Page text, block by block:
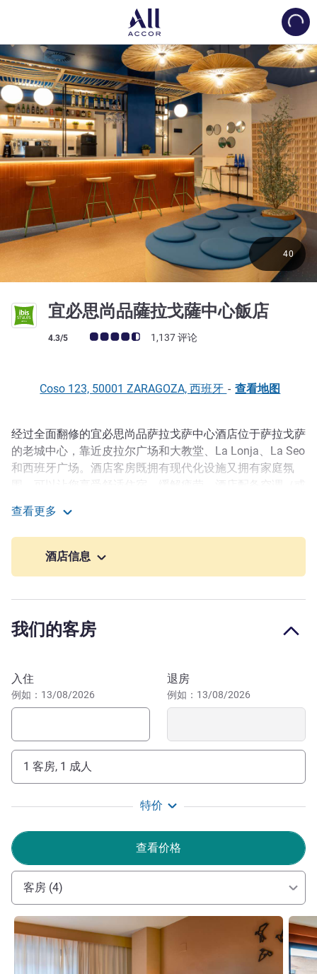
宜必思尚品薩拉戈薩中心飯店
客户意见评级 (ALL 评级)
4.3/5 1,137 评论
40
Coso 123, 50001 ZARAGOZA, 西班牙 - 查看地图
描述
经过全面翻修的宜必思尚品萨拉戈萨中心酒店位于萨拉戈萨
的老城中心，靠近皮拉尔广场和大教堂、La Lonja、La Seo
和西班牙广场。酒店客房既拥有现代化设施又拥有家庭氛
定）。您还可以在我们全新的酒吧享用特色咖啡或葡萄酒。
萨拉戈萨地理位置优越，交通便利发达，是西班牙最重要的
交通枢纽之一。这里汇集了历史遗产、遗址、各种宗教、重
同。 宜必思尚品萨拉戈萨拉米罗 1 号酒店位于 Casa de los
和 Caesaraugusta Public Baths 博物馆。不到 10 分钟即可
游览萨拉戈萨，入住我们专为满足您的需求而特别设计的任
意一家酒店。一踏出酒店大门，您就能饱览这座城市的美，
领略古罗马城凯撒奥古斯塔丰富的罗马、犹太、基督教和伊
"欢迎光临宜必思尚品萨拉戈萨中心酒店！我们团队非常
乐意助您探索这座城市，从老城区到博物馆和公园，尽览萨
MARIA JESUS FUENTES 酒店管理
查看更多
酒店信息
我们的客房
预订此酒店
入住
例如：13/08/2026
退房
例如：13/08/2026
1 客房, 1 成人
特价
查看价格
客房 (4)
请参阅详情 请参